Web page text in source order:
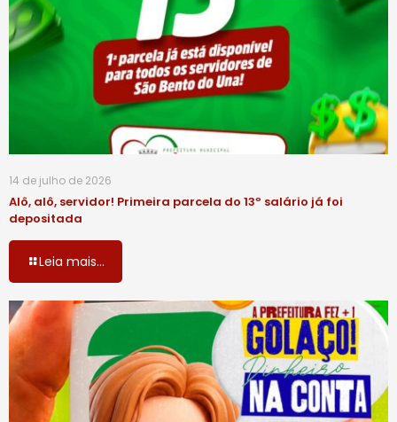
14 de julho de 2026
Alô, alô, servidor! Primeira parcela do 13º salário já foi
depositada
Leia mais...